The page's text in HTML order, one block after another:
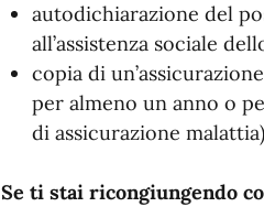
autodichiarazione del
all’assistenza sociale
copia di
per almeno un anno o
di assicurazione malattia)
Se ti stai ricongiungendo